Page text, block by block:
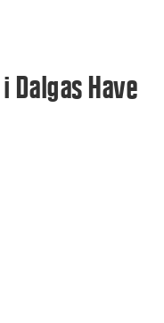
Dalgas Have